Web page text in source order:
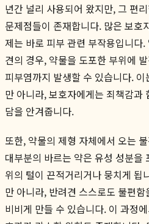
년간 널리 사용되어 왔지만, 그 편
문제점들이 존재합니다. 많은 보호
제는 바로 피부 관련 부작용입니다
견의 경우, 약물을 도포한 부위에
피부염까지 발생할 수 있습니다.
만 아니라, 보호자에게는 죄책감과
담을 안겨줍니다.
또한, 약물의 제형 자체에서 오는
대부분의 바르는 약은 유성 성분을
위의 털이 끈적거리거나 뭉치게 됩
만 아니라, 반려견 스스로도 불편
비비게 만들 수 있습니다. 이 과정